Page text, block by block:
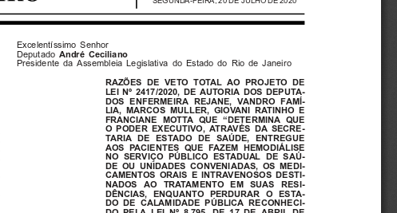
Excelentíssimo  Senhor
Deputado André  Ceciliano
Presidente  da  Assembleia  Legislativa  do  Estado  do  Rio  de  Janeiro
RAZÕES  DE  VETO  TOTAL  AO  PROJETO  DE
LEI  Nº  2417/2020, DE  AUTORIA  DOS  DEPUTA-
DOS  ENFERMEIRA  REJANE,  VANDRO  FAMÍ-
LIA,  MARCOS  MULLER,  GIOVANI  RATINHO  E
FRANCIANE  MOTTA  QUE  “DETERMINA  QUE
O  PODER  EXECUTIVO,  ATRAVÉS  DA  SECRE-
TARIA  DE  ESTADO  DE  SAÚDE,  ENTREGUE
AOS  PACIENTES  QUE  FAZEM  HEMODIÁLISE
NO  SERVIÇO  PÚBLICO  ESTADUAL  DE  SAÚ-
DE  OU  UNIDADES  CONVENIADAS,  OS  MEDI-
CAMENTOS  ORAIS  E  INTRAVENOSOS  DESTI-
NADOS   AO   TRATAMENTO   EM   SUAS   RESI-
DÊNCIAS,  ENQUANTO  PERDURAR  O  ESTA-
DO  DE  CALAMIDADE  PÚBLICA  RECONHECI-